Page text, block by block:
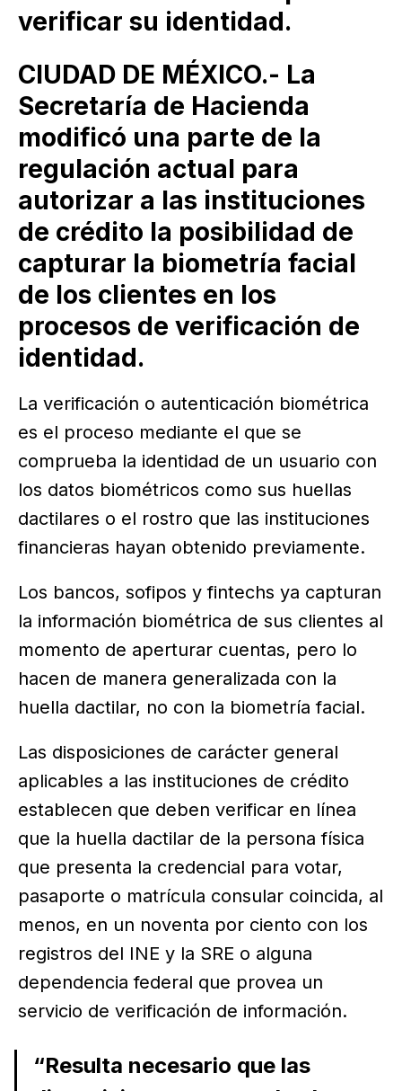
verificar su identidad.
CIUDAD DE MÉXICO.- La
Secretaría de Hacienda
modificó una parte de la
regulación actual para
autorizar a las instituciones
de crédito la posibilidad de
capturar la biometría facial
de los clientes en los
procesos de verificación de
identidad.
La verificación o autenticación biométrica
es el proceso mediante el que se
comprueba la identidad de un usuario con
los datos biométricos como sus huellas
dactilares o el rostro que las instituciones
financieras hayan obtenido previamente.
Los bancos, sofipos y fintechs ya capturan
la información biométrica de sus clientes al
momento de aperturar cuentas, pero lo
hacen de manera generalizada con la
huella dactilar, no con la biometría facial.
Las disposiciones de carácter general
aplicables a las instituciones de crédito
establecen que deben verificar en línea
que la huella dactilar de la persona física
que presenta la credencial para votar,
pasaporte o matrícula consular coincida, al
menos, en un noventa por ciento con los
registros del INE y la SRE o alguna
dependencia federal que provea un
servicio de verificación de información.
“Resulta necesario que las